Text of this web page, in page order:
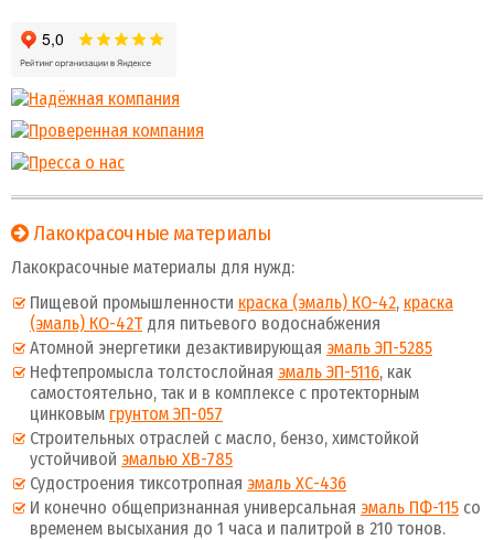
Лакокрасочные материалы
Лакокрасочные материалы для нужд:
Пищевой промышленности краска (эмаль) КО-42, краска
(эмаль) КО-42Тдля питьевого водоснабжения
Атомной энергетики дезактивирующая эмаль ЭП-5285
Нефтепромысла толстослойная эмаль ЭП-5116, как
самостоятельно, так и в комплексе с протекторным
цинковым грунтом ЭП-057
Строительных отраслей с масло, бензо, химстойкой
устойчивой эмалью ХВ-785
Судостроения тиксотропная эмаль ХС-436
И конечно общепризнанная универсальная эмаль ПФ-115 со
временем высыхания до 1 часа и палитрой в 210 тонов.